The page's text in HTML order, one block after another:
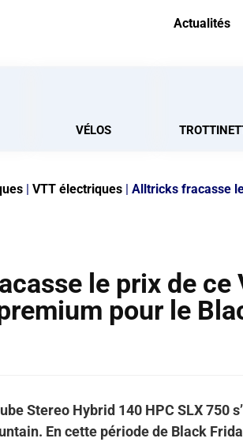
Actualités
VÉLOS
| VTT électriques | Alltricks fracasse
le prix de
pour le
Stereo Hybrid 140 HPC SLX 750
En cette période de Black